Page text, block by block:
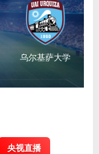
乌尔基萨大学
央视直播